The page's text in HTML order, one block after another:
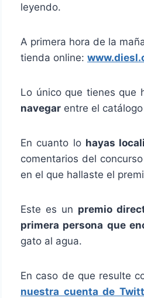
leyendo.
A primera hora de la
tienda online:
Lo único que tienes que
navegar entre el catálogo
En cuanto lo hayas
comentarios del
en el que hallaste el
Este es un premio
primera persona que
gato al agua.
En caso de que resulte
nuestra cuenta de